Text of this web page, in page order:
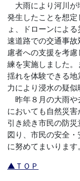
大雨により河川が
発生したことを想
ょ、ドローンによ
速道路での交通事
慮者への支援を考
練を実施しました
揺れを体験できる
力により浸水の疑似
昨年８月の大雨や
においても自然災害
引き続き市民の防
図り、市民の安全
に努めてまいります。
▲ＴＯＰ